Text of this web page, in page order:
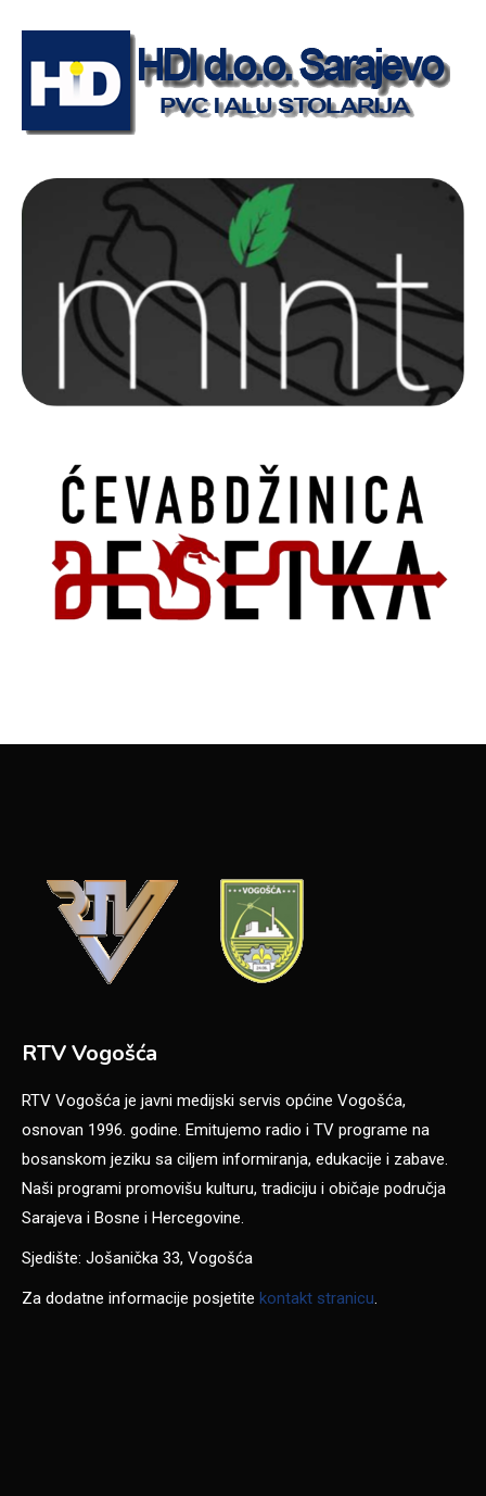
RTV Vogošća
RTV Vogošća je javni medijski servis općine Vogošća,
osnovan 1996. godine. Emitujemo radio i TV programe na
bosanskom jeziku sa ciljem informiranja, edukacije i zabave.
Naši programi promovišu kulturu, tradiciju i običaje područja
Sarajeva i Bosne i Hercegovine.
Sjedište: Jošanička 33, Vogošća
Za dodatne informacije posjetite kontakt stranicu.